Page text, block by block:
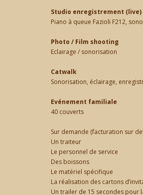
Studio enregistrement (live)
Piano à queue Fazioli F212,
Photo / Film shooting
Eclairage / sonorisation
Catwalk
Sonorisation, éclairage,
Evénement familiale
40 couverts
Sur demande (facturation sur
Un traiteur
Le personnel de service
Des boissons
Le matériel spécifique
La réalisation des cartons
Un trailer de 15 secondes pour